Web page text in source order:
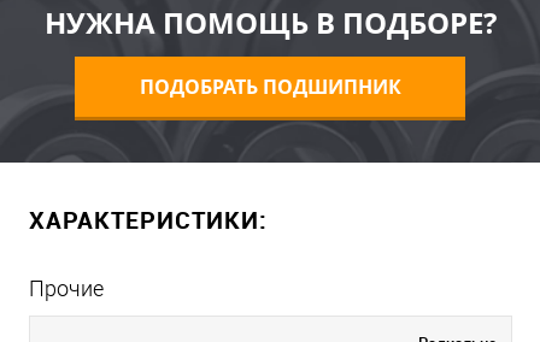
НУЖНА ПОМОЩЬ В ПОДБОРЕ?
ПОДОБРАТЬ ПОДШИПНИК
ХАРАКТЕРИСТИКИ:
Прочие